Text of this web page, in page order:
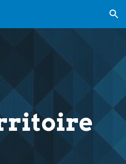
Skip to navigation